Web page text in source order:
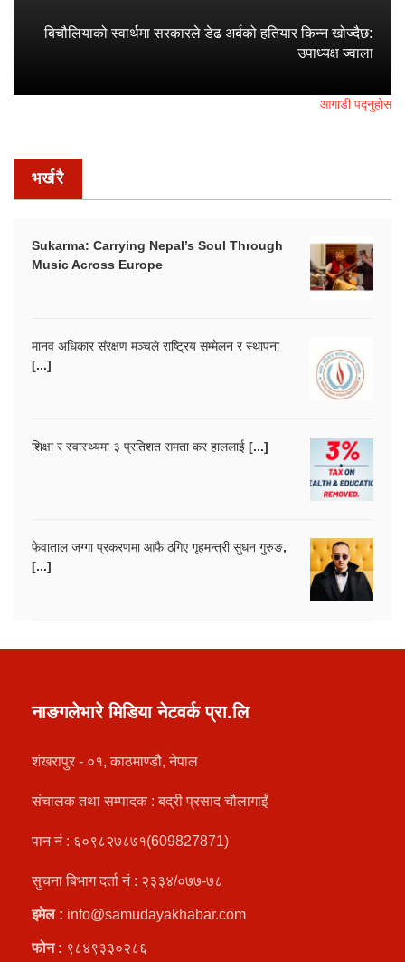
बिचौलियाको स्वार्थमा सरकारले डेढ अर्बको हतियार किन्न खोज्दैछ:
उपाध्यक्ष ज्वाला
आगाडी पद्नुहोस
भर्खरै
Sukarma: Carrying Nepal’s Soul Through
Music Across Europe
मानव अधिकार संरक्षण मञ्चले राष्ट्रिय सम्मेलन र स्थापना
[...]
शिक्षा र स्वास्थ्यमा ३ प्रतिशत समता कर हाललाई [...]
फेवाताल जग्गा प्रकरणमा आफै ठगिए गृहमन्त्री सुधन गुरुङ,
[...]
नाङगलेभारे मिडिया नेटवर्क प्रा.लि
शंखरापुर - ०१, काठमाण्डौ, नेपाल
संचालक तथा सम्पादक : बद्री प्रसाद चौलागाईं
पान नं : ६०९८२७८७१(609827871)
सुचना बिभाग दर्ता नं : २३३४/०७७-७८
इमेल : info@samudayakhabar.com
फोन : ९८४९३३०२८६